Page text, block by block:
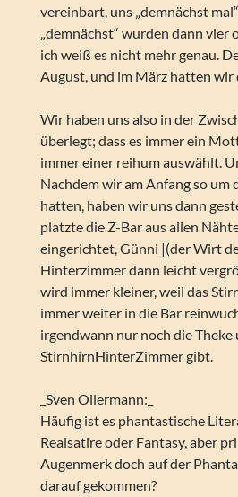
vereinbart, uns „demnächst
„demnächst“ wurden dann vier
ich weiß es nicht mehr genau.
August, und im März hatten wir
Wir haben uns also in der
überlegt; dass es immer ein
immer einer reihum auswählt.
Nachdem wir am Anfang so um
hatten, haben wir uns dann
platzte die Z-Bar aus allen
eingerichtet, Günni |(der Wirt
Hinterzimmer dann leicht
wird immer kleiner, weil das
immer weiter in die Bar
irgendwann nur noch die Theke
StirnhirnHinterZimmer gibt.
_Sven Ollermann:_
Häufig ist es phantastische
Realsatire oder Fantasy, aber
Augenmerk doch auf der
darauf gekommen?